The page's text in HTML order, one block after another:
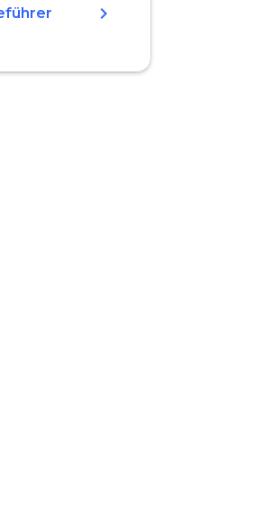
chevron_right